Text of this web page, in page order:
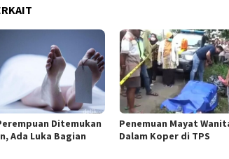
Ditemukan
Ada Luka Bagian
Penemuan Mayat
Dalam Koper di TPS